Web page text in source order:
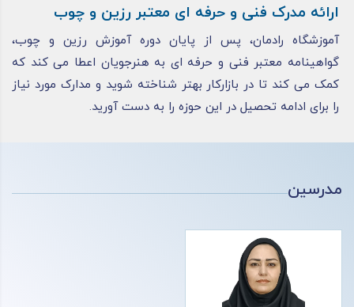
ارائه مدرک فنی و حرفه ای معتبر رزین و چوب
آموزشگاه رادمان، پس از پایان دوره آموزش رزین و چوب،
گواهینامه معتبر فنی و حرفه ای به هنرجویان اعطا می کند که
کمک می ‌کند تا در بازارکار بهتر شناخته شوید و مدارک مورد نیاز
را برای ادامه تحصیل در این حوزه را به دست آورید.
مدرسین